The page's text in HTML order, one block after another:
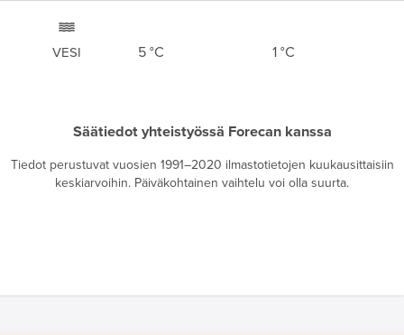
VESI 5 °C 1 °C
Säätiedot yhteistyössä Forecan kanssa
Tiedot perustuvat vuosien 1991–2020 ilmastotietojen kuukausittaisiin
keskiarvoihin. Päiväkohtainen vaihtelu voi olla suurta.